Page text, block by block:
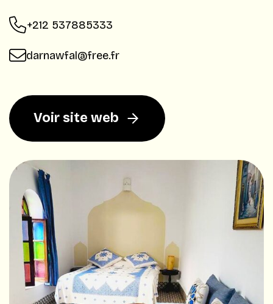
+212 537885333
darnawfal@free.fr
Voir site web